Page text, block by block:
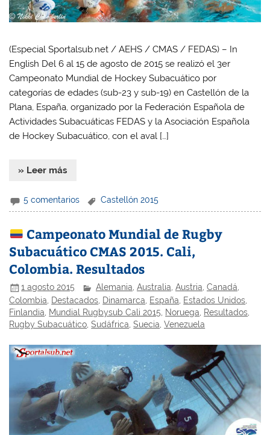
(Especial Sportalsub.net / AEHS / CMAS / FEDAS) – In
English Del 6 al 15 de agosto de 2015 se realizó el 3er
Campeonato Mundial de Hockey Subacuático por
categorías de edades (sub-23 y sub-19) en Castellón de la
Plana, España, organizado por la Federación Española de
Actividades Subacuáticas FEDAS y la Asociación Española
de Hockey Subacuático, con el aval […]
» Leer más
5 comentarios Castellón 2015
Campeonato Mundial de Rugby
Subacuático CMAS 2015. Cali,
Colombia. Resultados
1 agosto 2015 Alemania,Australia,Austria,Canadá,
Colombia
Destacados Dinamarca España Estados Unidos
Finlandia
Mundial Rugbysub Cali 2015 Noruega Resultados
Rugby Subacuático ,Sudáfrica ,Suecia ,Venezuela